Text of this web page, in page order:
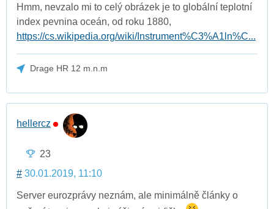
Hmm, nevzalo mi to celý obrázek je to globální teplotní
index pevnina oceán, od roku 1880,
https://cs.wikipedia.org/wiki/Instrument%C3%A1ln%C...
Drage HR 12 m.n.m
hellercz
23
# 30.01.2019, 11:10
Server eurozprávy neznám, ale minimálně články o